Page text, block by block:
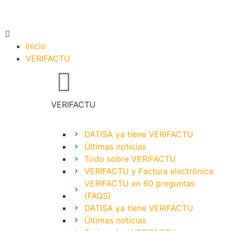
Inicio
VERIFACTU
VERIFACTU
DATISA ya tiene VERIFACTU
Últimas noticias
Todo sobre VERIFACTU
VERIFACTU y Factura electrónica
VERIFACTU en 60 preguntas
(FAQS)
DATISA ya tiene VERIFACTU
Últimas noticias